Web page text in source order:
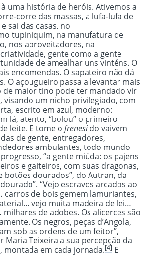
uma história de heróis. Ativemos a
corre das massas, a lufa-lufa de
sai das casas, no
tupiniquim, na manufatura de
nos aproveitadores, na
gente como a gente
de amealhar uns vinténs. O
encomendas. O sapateiro não dá
O açougueiro passa a levantar mais
de maior tino pode ter mandado vir
visando um nicho privilegiado, com
escrito em azul, moderno:
lá, atento, “bolou” o primeiro
leite. E tome o frenesido vaivém
de gente, entregadores,
ambulantes, todo mundo
“a gente miúda: os pajens
e gaiteiros, com suas dragonas,
botões dourados”, do Autran, da
“Vejo escravos arcados ao
carros de bois gemem lamuriantes,
vejo muita madeira de lei…
de adobes. Os alicerces são
Os negros, peças d’Angola,
sob as ordens de um feitor”,
Maria Teixeira a sua percepção da
montada em cada jornada.[4] E